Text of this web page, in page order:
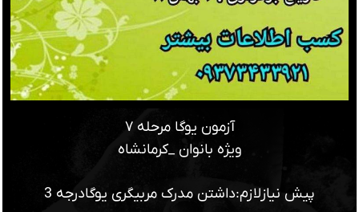
آزمون یوگا مرحله ۷
ویژه بانوان _کرمانشاه
پیش نیازلازم:داشتن مدرک مربیگری یوگادرجه 3